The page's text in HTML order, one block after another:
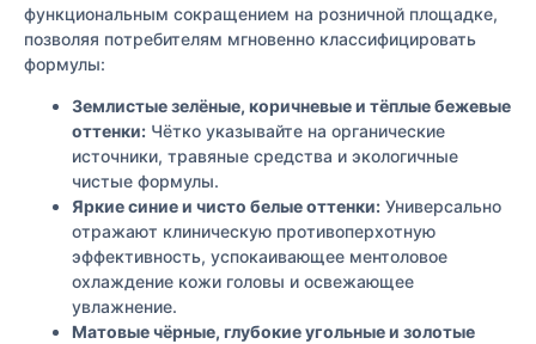
функциональным сокращением на розничной площадке,
позволяя потребителям мгновенно классифицировать
формулы:
Землистые зелёные, коричневые и тёплые бежевые
оттенки: Чётко указывайте на органические
источники, травяные средства и экологичные
чистые формулы.
Яркие синие и чисто белые оттенки: Универсально
отражают клиническую противоперхотную
эффективность, успокаивающее ментоловое
охлаждение кожи головы и освежающее
увлажнение.
Матовые чёрные, глубокие угольные и золотые